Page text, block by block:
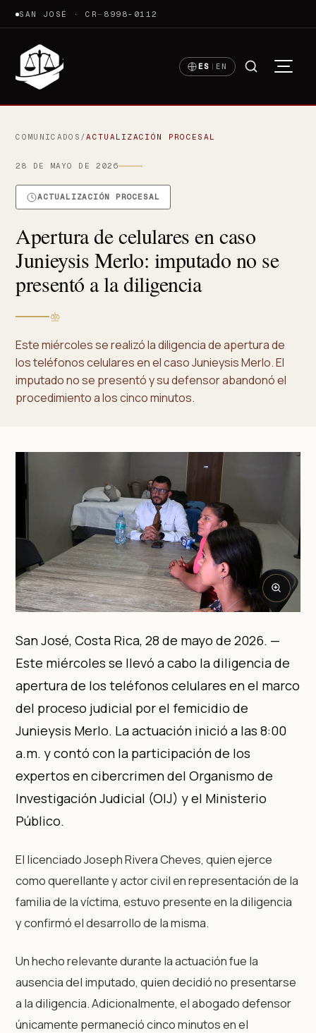
SAN JOSÉ · CR— 8998-0112
ES | EN
COMUNICADOS /ACTUALIZACIÓN PROCESAL
28 DE MAYO DE 2026
ACTUALIZACIÓN PROCESAL
Apertura de celulares en caso
Junieysis Merlo: imputado no se
presentó a la diligencia
Este miércoles se realizó la diligencia de apertura de
los teléfonos celulares en el caso Junieysis Merlo. El
imputado no se presentó y su defensor abandonó el
procedimiento a los cinco minutos.
San José, Costa Rica, 28 de mayo de 2026. —
Este miércoles se llevó a cabo la diligencia de
apertura de los teléfonos celulares en el marco
del proceso judicial por el femicidio de
Junieysis Merlo. La actuación inició a las 8:00
a.m. y contó con la participación de los
expertos en cibercrimen del Organismo de
Investigación Judicial (OIJ) y el Ministerio
Público.
El licenciado Joseph Rivera Cheves, quien ejerce
como querellante y actor civil en representación de la
familia de la víctima, estuvo presente en la diligencia
y confirmó el desarrollo de la misma.
Un hecho relevante durante la actuación fue la
ausencia del imputado, quien decidió no presentarse
a la diligencia. Adicionalmente, el abogado defensor
únicamente permaneció cinco minutos en el